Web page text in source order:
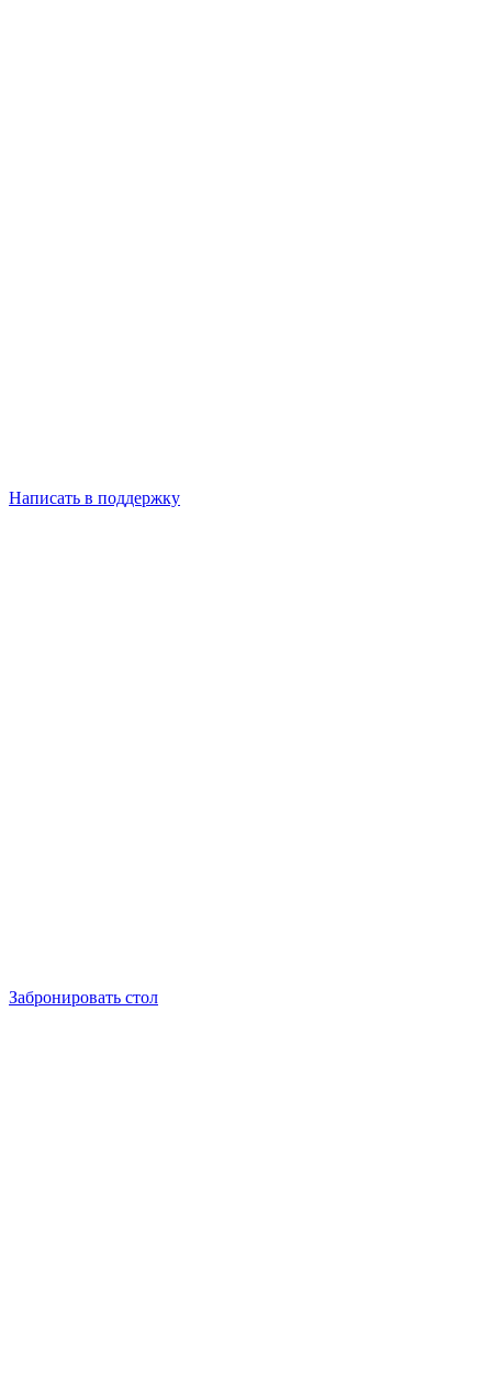
Написать в поддержку
Забронировать стол